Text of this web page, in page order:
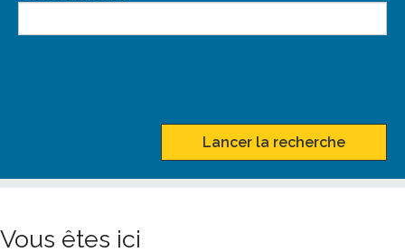
Lancer la recherche
Vous êtes ici